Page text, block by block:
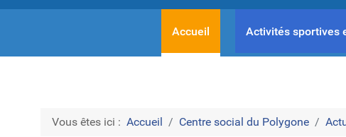
Accueil Activités sportives
Vous êtes ici : Accueil Centre social du Polygone